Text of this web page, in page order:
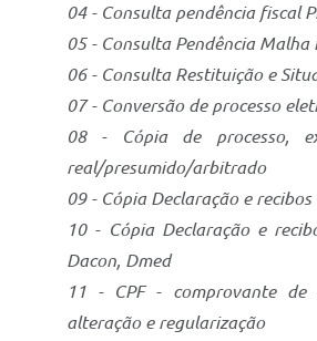
04 - Consulta pendência fiscal
05 - Consulta Pendência Malha
06 - Consulta Restituição e
07 - Conversão de processo
08 - Cópia de processo,
real/presumido/arbitrado
09 - Cópia Declaração e recibos
10 - Cópia Declaração e
Dacon, Dmed
11 - CPF - comprovante de
alteração e regularização